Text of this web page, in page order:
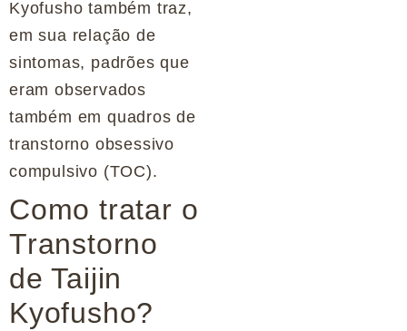
Kyofusho também traz,
em sua relação de
sintomas, padrões que
eram observados
também em quadros de
transtorno obsessivo
compulsivo (TOC).
Como tratar o
Transtorno
de Taijin
Kyofusho?